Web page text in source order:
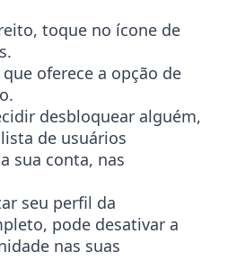
toque no ícone de
oferece a opção de
desbloquear alguém,
de usuários
sua conta, nas
seu perfil da
pode desativar a
nas suas